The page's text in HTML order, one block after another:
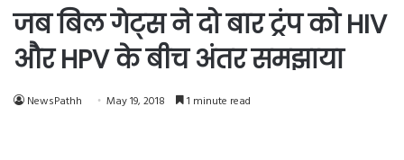
जब बिल गेट्स ने दो बार ट्रंप को HIV
और HPV के बीच अंतर समझाया
NewsPathh May 19, 2018 1 minute read